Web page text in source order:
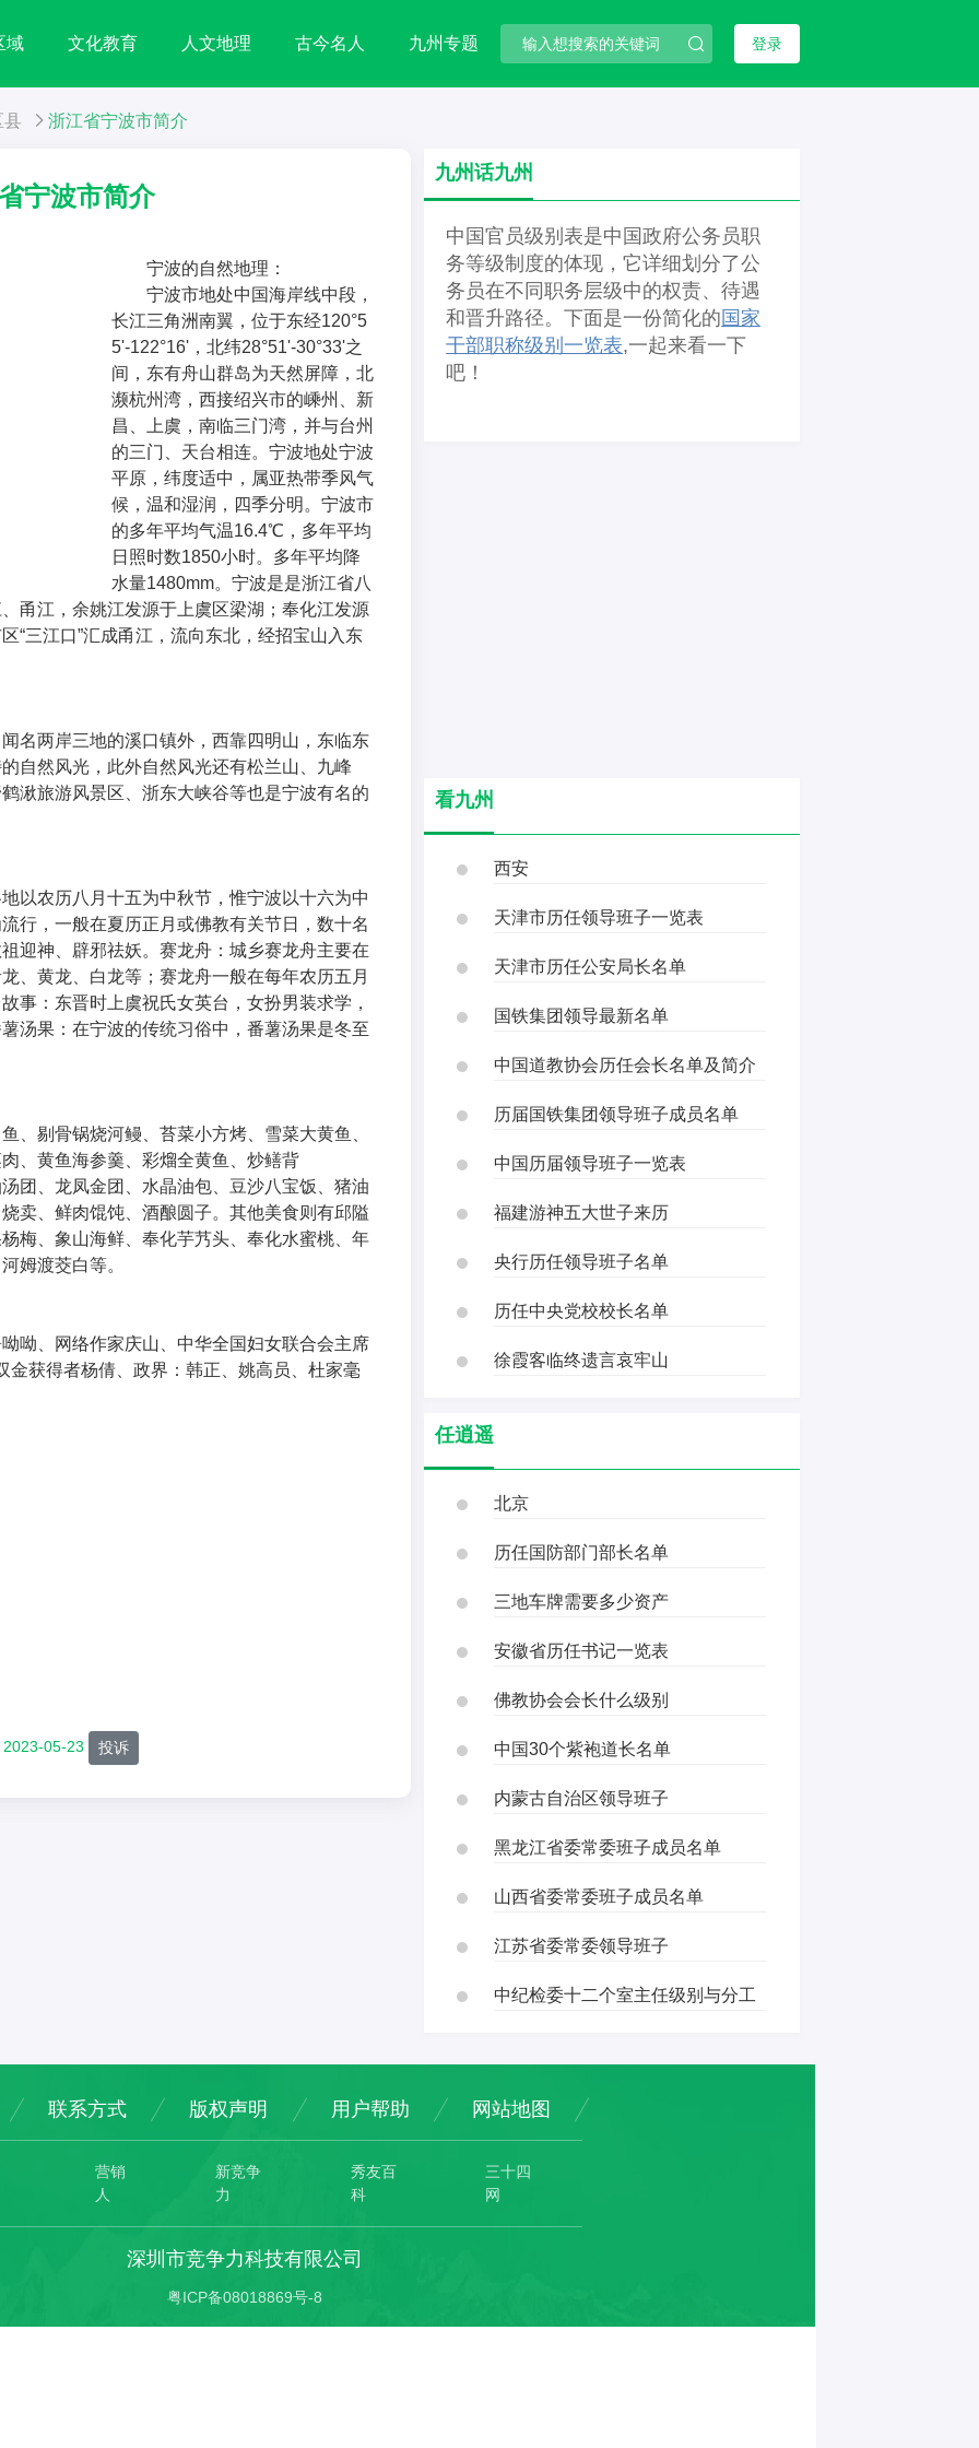
域 文化教育 人文地理 古今名人 九州专题 登录
县 浙江省宁波市简介
宁波市简介
宁波的自然地理：
宁波市地处中国海岸线中段，
长江三角洲南翼，位于东经120°5
5'-122°16'，北纬28°51'-30°33'之
间，东有舟山群岛为天然屏障，北
濒杭州湾，西接绍兴市的嵊州、新
昌、上虞，南临三门湾，并与台州
的三门、天台相连。宁波地处宁波
平原，纬度适中，属亚热带季风气
候，温和湿润，四季分明。宁波市
的多年平均气温16.4℃，多年平均
日照时数1850小时。多年平均降
水量1480mm。宁波是是浙江省八
甬江，余姚江发源于上虞区梁湖；奉化江发源
“三江口”汇成甬江，流向东北，经招宝山入东
名两岸三地的溪口镇外，西靠四明山，东临东
自然风光，此外自然风光还有松兰山、九峰
湫旅游风景区、浙东大峡谷等也是宁波有名的
以农历八月十五为中秋节，惟宁波以十六为中
行，一般在夏历正月或佛教有关节日，数十名
迎神、辟邪祛妖。赛龙舟：城乡赛龙舟主要在
、黄龙、白龙等；赛龙舟一般在每年农历五月
事：东晋时上虞祝氏女英台，女扮男装求学，
汤果：在宁波的传统习俗中，番薯汤果是冬至
、剔骨锅烧河鳗、苔菜小方烤、雪菜大黄鱼、
、黄鱼海参羹、彩熘全黄鱼、炒鳝背
团、龙凤金团、水晶油包、豆沙八宝饭、猪油
卖、鲜肉馄饨、酒酿圆子。其他美食则有邱隘
梅、象山海鲜、奉化芋艿头、奉化水蜜桃、年
姆渡茭白等。
呦、网络作家庆山、中华全国妇女联合会主席
金获得者杨倩、政界：韩正、姚高员、杜家毫
2023-05-23 投诉
九州话九州
中国官员级别表是中国政府公务员职
务等级制度的体现，它详细划分了公
务员在不同职务层级中的权责、待遇
和晋升路径。下面是一份简化的 国家
干部职称级别一览表,一起来看一下
吧！
看九州
西安
天津市历任领导班子一览表
天津市历任公安局长名单
国铁集团领导最新名单
中国道教协会历任会长名单及简介
历届国铁集团领导班子成员名单
中国历届领导班子一览表
福建游神五大世子来历
央行历任领导班子名单
历任中央党校校长名单
徐霞客临终遗言哀牢山
任逍遥
北京
历任国防部门部长名单
三地车牌需要多少资产
安徽省历任书记一览表
佛教协会会长什么级别
中国30个紫袍道长名单
内蒙古自治区领导班子
黑龙江省委常委班子成员名单
山西省委常委班子成员名单
江苏省委常委领导班子
中纪检委十二个室主任级别与分工
联系方式 版权声明 用户帮助 网站地图
营销
人
新竞争
力
秀友百
科
三十四
网
深圳市竞争力科技有限公司
粤ICP备08018869号-8